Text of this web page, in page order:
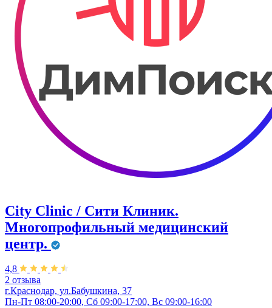
City Clinic / Сити Клиник.
Многопрофильный медицинский
центр.
4,8
2 отзыва
г.Краснодар, ул.Бабушкина, 37
Пн-Пт 08:00-20:00, Сб 09:00-17:00, Вс 09:00-16:00